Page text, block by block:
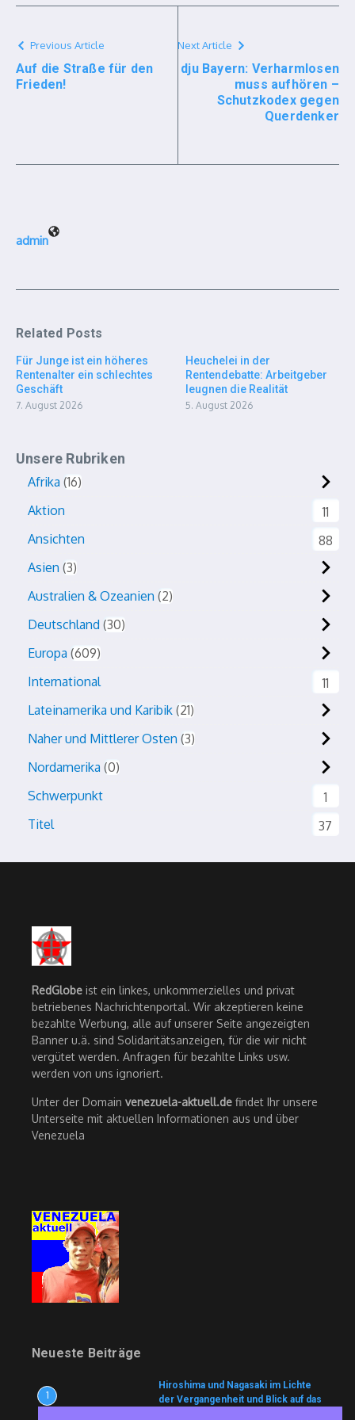
Previous Article
Auf die Straße für den
Frieden!
Next Article
dju Bayern: Verharmlosen
muss aufhören –
Schutzkodex gegen
Querdenker
admin
Related Posts
Für Junge ist ein höheres
Rentenalter ein schlechtes
Geschäft
7. August 2026
Heuchelei in der
Rentendebatte: Arbeitgeber
leugnen die Realität
5. August 2026
Unsere Rubriken
Afrika 16
Aktion
11
Ansichten
88
Asien 3
Australien & Ozeanien 2
Deutschland 30
Europa 609
International
11
Lateinamerika und Karibik 21
Naher und Mittlerer Osten 3
Nordamerika 0
Schwerpunkt
1
Titel
37
RedGlobe ist ein linkes, unkommerzielles und privat
betriebenes Nachrichtenportal. Wir akzeptieren keine
bezahlte Werbung, alle auf unserer Seite angezeigten
Banner u.ä. sind Solidaritätsanzeigen, für die wir nicht
vergütet werden. Anfragen für bezahlte Links usw.
werden von uns ignoriert.
Unter der Domain venezuela-aktuell.de findet Ihr unsere
Unterseite mit aktuellen Informationen aus und über
Venezuela
Neueste Beiträge
1
Hiroshima und Nagasaki im Lichte
der Vergangenheit und Blick auf das